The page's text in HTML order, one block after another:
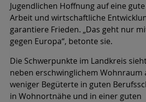
Jugendlichen Hoffnung auf eine
Arbeit und wirtschaftliche
garantiere Frieden. „Das geht nur
gegen Europa“, betonte sie.
Die Schwerpunkte im Landkreis
neben erschwinglichem Wohnraum
weniger Begüterte in guten
in Wohnortnähe und in einer guten